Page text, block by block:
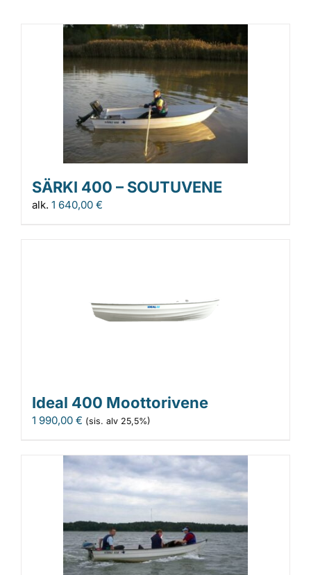
SÄRKI 400 – SOUTUVENE
alk. 1 640,00 €
Ideal 400 Moottorivene
1 990,00 € (sis. alv 25,5%)